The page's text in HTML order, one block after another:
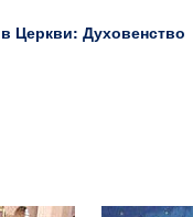
Церкви: Духовенство